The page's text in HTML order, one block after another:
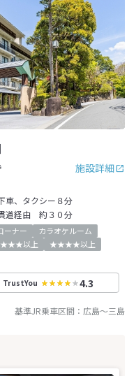
施設詳細
車、タクシー８分
道経由 約３０分
ーナー
カラオケルーム
★★★以上
★★★★以上
TrustYou 4.3
基準JR乗車区間： 広島～三島